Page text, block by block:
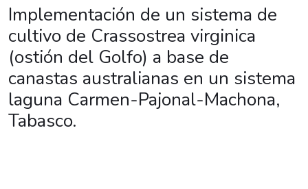
Implementación de un sistema de
cultivo de Crassostrea virginica
(ostión del Golfo) a base de
canastas australianas en un sistema
laguna Carmen-Pajonal-Machona,
Tabasco.